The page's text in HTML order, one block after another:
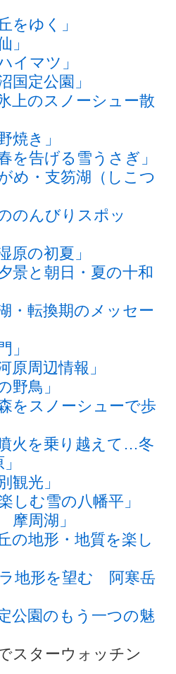
をゆく」
」
イマツ」
国定公園」
上のスノーシュー散
焼き」
を告げる雪うさぎ」
め・支笏湖（しこつ
のんびりスポッ
原の初夏」
景と朝日・夏の十和
・転換期のメッセー
」
原周辺情報」
野鳥」
をスノーシューで歩
火を乗り越えて…冬
観光」
しむ雪の八幡平」
周湖」
の地形・地質を楽し
地形を望む 阿寒岳
公園のもう一つの魅
スターウォッチン